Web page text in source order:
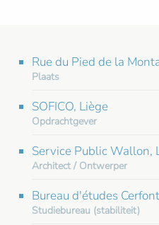
Rue du Pied de la
Plaats
SOFICO, Liège
Opdrachtgever
Service Public Wallon,
Architect / Ontwerper
Bureau d'études
Studiebureau (stabiliteit)